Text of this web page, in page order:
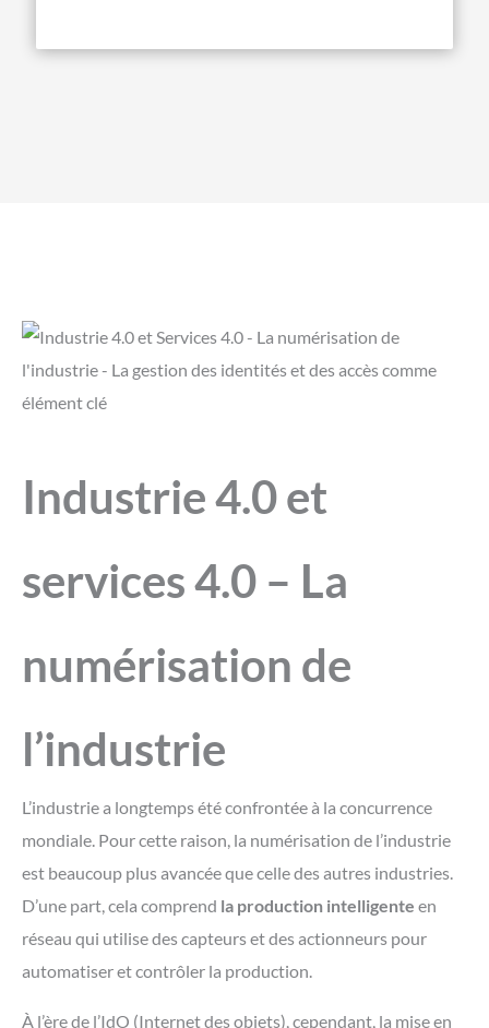
Industrie 4.0 et
services 4.0 – La
numérisation de
l’industrie
L’industrie a longtemps été confrontée à la concurrence
mondiale. Pour cette raison, la numérisation de l’industrie
est beaucoup plus avancée que celle des autres industries.
D’une part, cela comprend la production intelligente en
réseau qui utilise des capteurs et des actionneurs pour
automatiser et contrôler la production.
À l’ère de l’IdO (Internet des objets), cependant, la mise en